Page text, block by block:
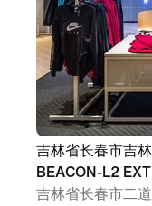
吉林省长春市吉
BEACON-L2
吉林省长春市二